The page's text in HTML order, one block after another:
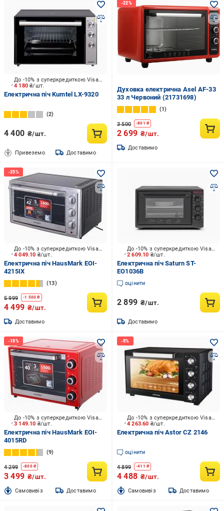
4 180₴/шт.
До -10% з суперкредиткою Visa Вигода
Електрична піч Kumtel LX-9320
2
4 400 ₴/шт.
Привеземо Доставимо
Духовка електрична Asel AF-33
33 л Червоний (21731698)
1
3 500 -801 ₴
2 699 ₴/шт.
Доставимо
4 049.10 ₴/шт.
До -10% з суперкредиткою Visa Вигода
Електрична піч HausMark EOI-
4215IX
13
5 999 -1 500 ₴
4 499 ₴/шт.
Доставимо
2 609.10 ₴/шт.
До -10% з суперкредиткою Visa Вигода
Електрична піч Saturn ST-
EO1036B
оцінити
2 899 ₴/шт.
Доставимо
3 149.10 ₴/шт.
До -10% з суперкредиткою Visa Вигода
Електрична піч HausMark EOI-
4015RD
9
4 299 -800₴
3 499 ₴/шт.
Cамовивіз Доставимо
4 263.60 ₴/шт.
До -10% з суперкредиткою Visa Вигода
Електрична піч Astor CZ 2146
оцінити
4 899 -411 ₴
4 488 ₴/шт.
Cамовивіз Доставимо